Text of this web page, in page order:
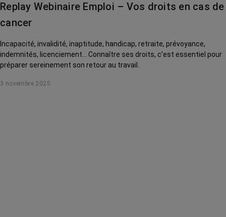
Replay Webinaire Emploi – Vos droits en cas de
cancer
Incapacité, invalidité, inaptitude, handicap, retraite, prévoyance,
indemnités, licenciement... Connaître ses droits, c’est essentiel pour
préparer sereinement son retour au travail.
3 novembre 2025